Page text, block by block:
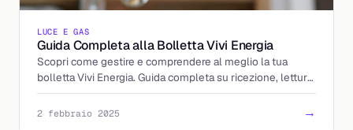
LUCE E GAS
Guida Completa alla Bolletta Vivi Energia
Scopri come gestire e comprendere al meglio la tua
bolletta Vivi Energia. Guida completa su ricezione, lettura
e pagamento.
2 febbraio 2025 →